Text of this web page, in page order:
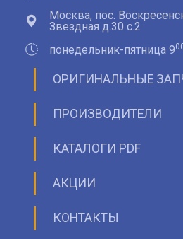
Москва, пос.
Звездная д.30 с.2
понедельник-пятница 9
ОРИГИНАЛЬНЫЕ
ПРОИЗВОДИТЕЛИ
КАТАЛОГИ PDF
АКЦИИ
КОНТАКТЫ